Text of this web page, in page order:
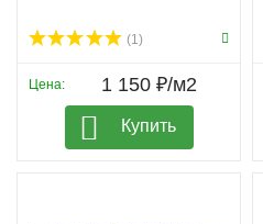
(1)
Цена: 1 150 ₽/м2
Купить